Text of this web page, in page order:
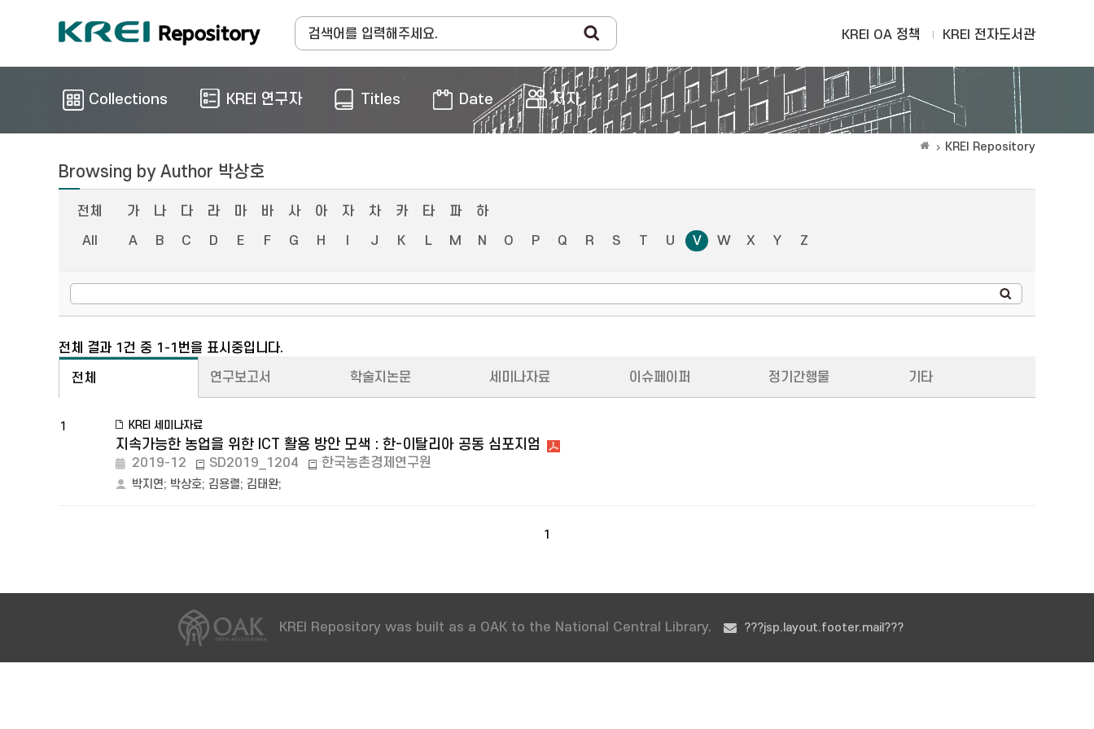
KREI OA 정책 KREI 전자도서관
Collections KREI 연구자 Titles Date 저자
KREI Repository
Browsing by Author 박상호
전체 가 나 다 라 마 바 사 아 자 차 카 타 파
하
All
A B C D E F G H J K L M N O P Q R S T U V W X Y Z
전체 결과 1건 중 1-1번을 표시중입니다.
전체 연구보고서 학술지논문 세미나자료 이슈페이퍼 정기간행물 기타
1 KREI 세미나자료
지속가능한 농업을 위한 ICT 활용 방안 모색 : 한-이탈리아 공동 심포지엄
2019-12 SD2019_1204 한국농촌경제연구원
박지연; 박상호; 김용렬; 김태완;
1
KREI Repository was built as a OAK to the National Central Library. ???jsp.layout.footer.mail???